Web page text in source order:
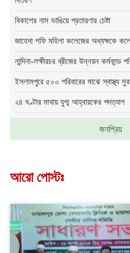
জনপ্রিয়
বিকাশের নাম ভাঙিয়ে প্রতারণার চেষ্টা
জাহেদা শফি মহিলা কলেজের অধ্যক্ষকে
নান্দিনা-লক্ষীরচর ব্রীজের উন্নয়ন কর্মকান্ড
ইসলামপুরে ৫০০ পরিবারের মাঝে স্বাস্থ্য
২৪ ঘণ্টার মাথায় যুগ্ম আহ্বায়কের পদত্যাগ
আরো পোস্টঃ